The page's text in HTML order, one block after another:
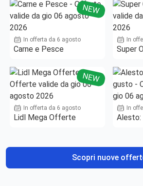
NEW
In offerta da 6 agosto
Carne e Pesce
In
Super
NEW
In offerta da 6 agosto
Lidl Mega Offerte
In
Alesto:
Scopri nuove